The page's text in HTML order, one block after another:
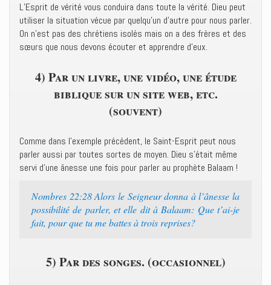
L’Esprit de vérité vous conduira dans toute la vérité. Dieu peut
utiliser la situation vécue par quelqu’un d’autre pour nous parler.
On n’est pas des chrétiens isolés mais on a des frères et des
sœurs que nous devons écouter et apprendre d’eux.
4) Par un livre, une vidéo, une étude
biblique sur un site web, etc.
(souvent)
Comme dans l’exemple précédent, le Saint-Esprit peut nous
parler aussi par toutes sortes de moyen. Dieu s’était même
servi d’une ânesse une fois pour parler au prophète Balaam !
Nombres 22:28 Alors le Seigneur donna à l’ânesse la
possibilité de parler, et elle dit à Balaam: Que t’ai-je
fait, pour que tu me battes à trois reprises?
5) Par des songes. (occasionnel)